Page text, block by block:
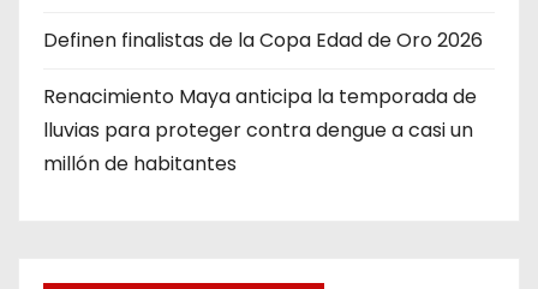
Definen finalistas de la Copa Edad de Oro 2026
Renacimiento Maya anticipa la temporada de
lluvias para proteger contra dengue a casi un
millón de habitantes